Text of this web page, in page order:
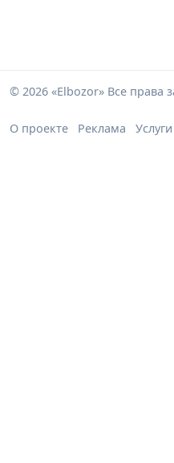
© 2026 «Elbozor» Все права
О проекте Реклама Услуги